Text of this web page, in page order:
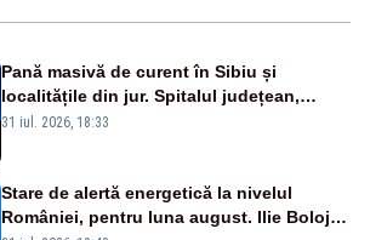
Pană masivă de curent în Sibiu și
localitățile din jur. Spitalul județean,
semafoarele, rețelele de telefonie, grav
31 iul. 2026, 18:33
Stare de alertă energetică la nivelul
României, pentru luna august. Ilie Bolojan